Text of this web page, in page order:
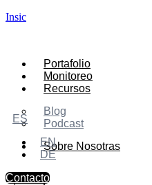
Insic
Portafolio
Monitoreo
Recursos
Blog
Podcast
Sobre Nosotras
ES
EN
DE
Contacto